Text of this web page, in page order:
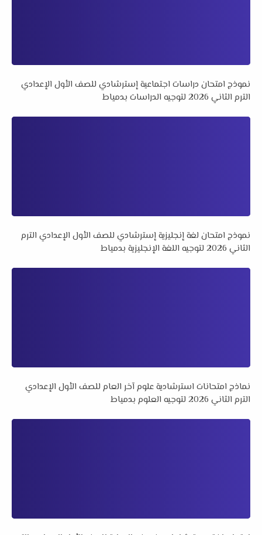
نموذج امتحان دراسات اجتماعية إسترشادي للصف الأول الإعدادي
الترم الثاني 2026 لتوجيه الدراسات بدمياط
نموذج امتحان لغة إنجليزية إسترشادي للصف الأول الإعدادي الترم
الثاني 2026 لتوجيه اللغة الإنجليزية بدمياط
نماذج امتحانات استرشادية علوم آخر العام للصف الأول الإعدادي
الترم الثاني 2026 لتوجيه العلوم بدمياط